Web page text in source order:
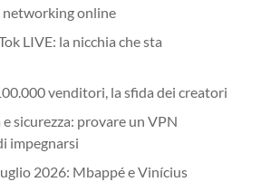
online
LIVE: la nicchia che sta
venditori, la sfida dei creatori
sicurezza: provare un VPN
impegnarsi
2026: Mbappé e Vinícius